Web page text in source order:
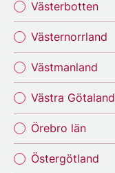
Västerbotten
Västernorrland
Västmanland
Västra Götaland
Örebro län
Östergötland